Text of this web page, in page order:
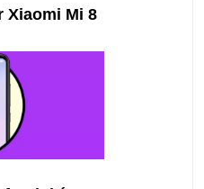
Xiaomi Mi 8